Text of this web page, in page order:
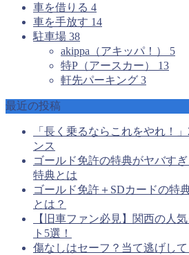
車を借りる 4
車を手放す 14
駐車場 38
akippa（アキッパ！） 5
特P（アースカー） 13
軒先パーキング 3
最近の投稿
「長く乗るならこれをやれ！
ンス
ゴールド免許の特典がヤバす
特典とは
ゴールド免許＋SDカードの特
とは？
【旧車ファン必見】関西の人
ト5選！
傷なしはセーフ？当て逃げし